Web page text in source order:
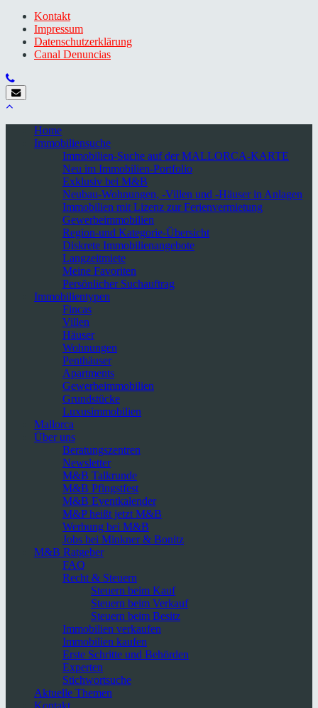
Kontakt
Impressum
Datenschutzerklärung
Canal Denuncias
Home
Immobiliensuche
Immobilien-Suche auf der MALLORCA-KARTE
Neu im Immobilien-Portfolio
Exklusiv bei M&B
Neubau-Wohnungen, -Villen und -Häuser in Anlagen
Immobilien mit Lizenz zur Ferienvermietung
Gewerbeimmobilien
Region-und Kategorie-Übersicht
Diskrete Immobilienangebote
Langzeitmiete
Meine Favoriten
Persönlicher Suchauftrag
Immobilientypen
Fincas
Villen
Häuser
Wohnungen
Penthäuser
Apartments
Gewerbeimmobilien
Grundstücke
Luxusimmobilien
Mallorca
Über uns
Beratungszentren
Newsletter
M&B Talkrunde
M&B Pfingstfest
M&B Eventkalender
M&P heißt jetzt M&B
Werbung bei M&B
Jobs bei Minkner & Bonitz
M&B Ratgeber
FAQ
Recht & Steuern
Steuern beim Kauf
Steuern beim Verkauf
Steuern beim Besitz
Immobilien verkaufen
Immobilien kaufen
Erste Schritte und Behörden
Experten
Stichwortsuche
Aktuelle Themen